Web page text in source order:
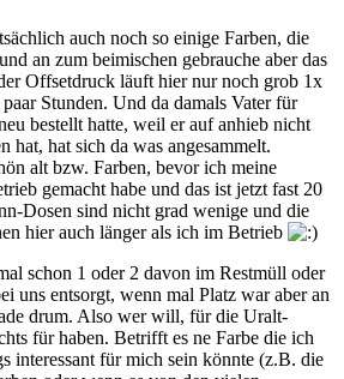
auch noch so einige Farben, die
an zum beimischen gebrauche aber das
Offsetdruck läuft hier nur noch grob 1x
Stunden. Und da damals Vater für
bestellt hatte, weil er auf anhieb nicht
hat, hat sich da was angesammelt.
alt bzw. Farben, bevor ich meine
gemacht habe und das ist jetzt fast 20
Dosen sind nicht grad wenige und die
hier auch länger als ich im Betrieb
schon 1 oder 2 davon im Restmüll oder
uns entsorgt, wenn mal Platz war aber an
drum. Also wer will, für die Uralt-
für haben. Betrifft es ne Farbe die ich
interessant für mich sein könnte (z.B. die